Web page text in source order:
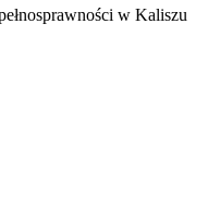
w Kaliszu